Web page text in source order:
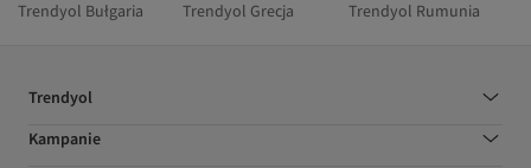
Trendyol Bułgaria
Trendyol Grecja Trendyol Rumunia
Trendyol
Kampanie